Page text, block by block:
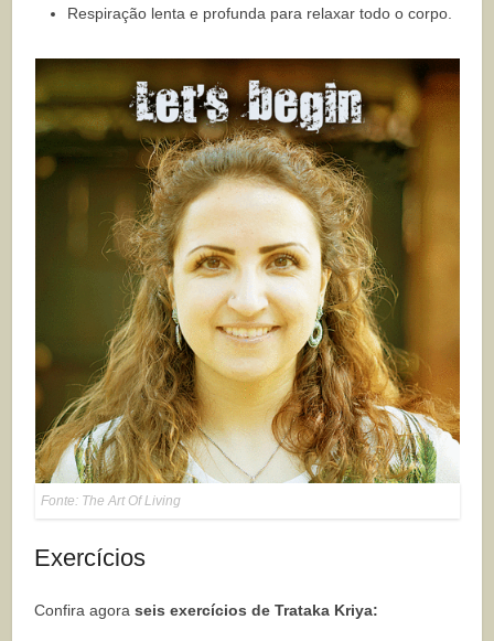
Respiração lenta e profunda para relaxar todo o corpo.
Fonte: The Art Of Living
Exercícios
Confira agoraseis exercícios de Trataka Kriya: